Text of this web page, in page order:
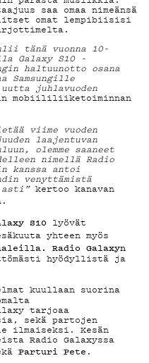
saa omaa nimeänsä
omat lempibiisisi
tänä vuonna 10-
Galaxy S10 -
haltuunotto osana
Samsungille
juhlavuoden
mobiililiiketoiminnan
viime vuoden
laajentuvan
olemme saaneet
nimellä Radio
kanssa antoi
venyttämistä
asti”kertoo kanavan
.
S10 lyövät
yhteen myös
Radio Galaxyn
hyödyllistä ja
kuullaan suorina
tarjoaa
sekä partojen
Kesän
Radio Galaxyssa
Parturi Pete .